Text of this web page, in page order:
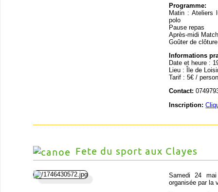
Programme:
Matin : Ateliers
polo
Pause repas
Après-midi
Goûter de clôture
Informations
Date et heure :
Lieu : Île de
Tarif : 5€ /
Contact:
Inscription:
Fete du sport aux Clayes
Samedi 24
organisée par la